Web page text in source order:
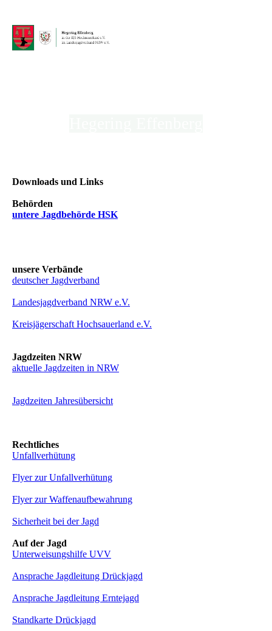
Downloads und Links
Behörden
untere Jagdbehörde HSK
unsere Verbände
deutscher Jagdverband
Landesjagdverband NRW e.V.
Kreisjägerschaft Hochsauerland e.V.
Jagdzeiten NRW
aktuelle Jagdzeiten in NRW
Jagdzeiten Jahresübersicht
Rechtliches
Unfallverhütung
Flyer zur Unfallverhütung
Flyer zur Waffenaufbewahrung
Sicherheit bei der Jagd
Auf der Jagd
Unterweisungshilfe UVV
Ansprache Jagdleitung Drückjagd
Ansprache Jagdleitung Erntejagd
Standkarte Drückjagd